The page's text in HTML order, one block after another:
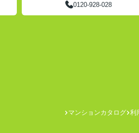
0120-928-028
マンションカタログ 利